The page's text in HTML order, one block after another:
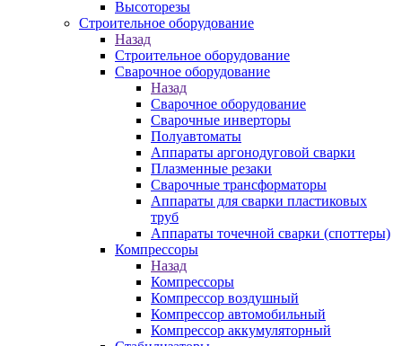
Высоторезы
Строительное оборудование
Назад
Строительное оборудование
Сварочное оборудование
Назад
Сварочное оборудование
Сварочные инверторы
Полуавтоматы
Аппараты аргонодуговой сварки
Плазменные резаки
Сварочные трансформаторы
Аппараты для сварки пластиковых
труб
Аппараты точечной сварки (споттеры)
Компрессоры
Назад
Компрессоры
Компрессор воздушный
Компрессор автомобильный
Компрессор аккумуляторный